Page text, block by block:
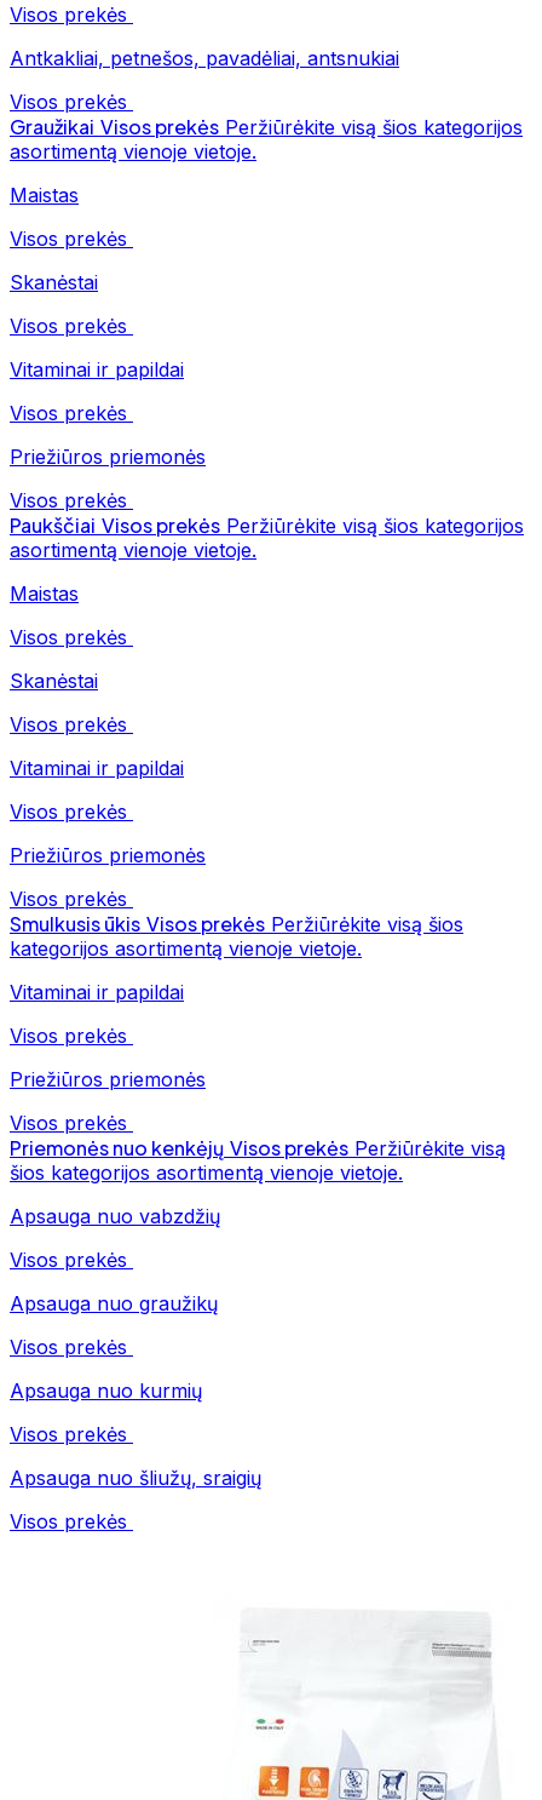
Visos prekės
Antkakliai, petnešos, pavadėliai, antsnukiai
Visos prekės
Graužikai Visos prekės Peržiūrėkite visą šios kategorijos
asortimentą vienoje vietoje.
Maistas
Visos prekės
Skanėstai
Visos prekės
Vitaminai ir papildai
Visos prekės
Priežiūros priemonės
Visos prekės
Paukščiai Visos prekės Peržiūrėkite visą šios kategorijos
asortimentą vienoje vietoje.
Maistas
Visos prekės
Skanėstai
Visos prekės
Vitaminai ir papildai
Visos prekės
Priežiūros priemonės
Visos prekės
Smulkusis ūkis Visos prekės Peržiūrėkite visą šios
kategorijos asortimentą vienoje vietoje.
Vitaminai ir papildai
Visos prekės
Priežiūros priemonės
Visos prekės
Priemonės nuo kenkėjų Visos prekės Peržiūrėkite visą
šios kategorijos asortimentą vienoje vietoje.
Apsauga nuo vabzdžių
Visos prekės
Apsauga nuo graužikų
Visos prekės
Apsauga nuo kurmių
Visos prekės
Apsauga nuo šliužų, sraigių
Visos prekės